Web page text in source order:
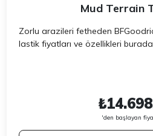
Mud Terrain
Zorlu arazileri fetheden
lastik fiyatları ve özellikleri
'den başlayan